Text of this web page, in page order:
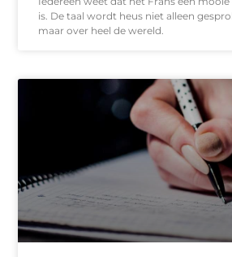
is. De taal wordt heus niet alleen
maar over heel de wereld.